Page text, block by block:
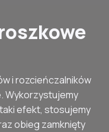
i rozcieńczalników
Wykorzystujemy
efekt, stosujemy
obieg zamknięty